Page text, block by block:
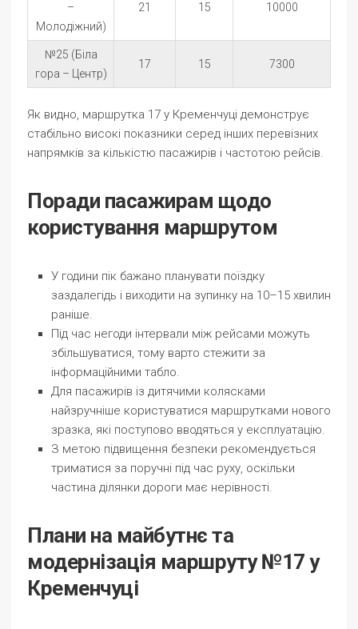
–
Молодіжний)
21 15 10000
№25 (Біла
гора – Центр)
17 15 7300
Як видно, маршрутка 17 у Кременчуці демонструє
стабільно високі показники серед інших перевізних
напрямків за кількістю пасажирів і частотою рейсів.
Поради пасажирам щодо
користування маршрутом
У години пік бажано планувати поїздку
заздалегідь і виходити на зупинку на 10–15 хвилин
раніше.
Під час негоди інтервали між рейсами можуть
збільшуватися, тому варто стежити за
інформаційними табло.
Для пасажирів із дитячими колясками
найзручніше користуватися маршрутками нового
зразка, які поступово вводяться у експлуатацію.
З метою підвищення безпеки рекомендується
триматися за поручні під час руху, оскільки
частина ділянки дороги має нерівності.
Плани на майбутнє та
модернізація маршруту №17 у
Кременчуці